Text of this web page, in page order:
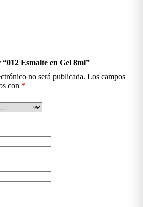
Esmalte en Gel 8ml”
no será publicada. Los campos
con *